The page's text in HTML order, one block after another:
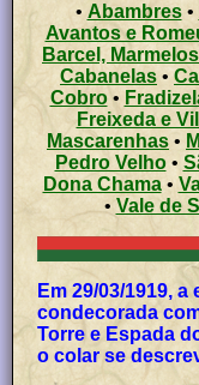
• Abambres•
Avantos e
Barcel,
Cabanelas •
Cobro•
Freixeda e
Mascarenhas •
Pedro Velho•
Dona Chama •
• Vale de
Em 29/03/1919,
condecorada
Torre e Espada
o colar se